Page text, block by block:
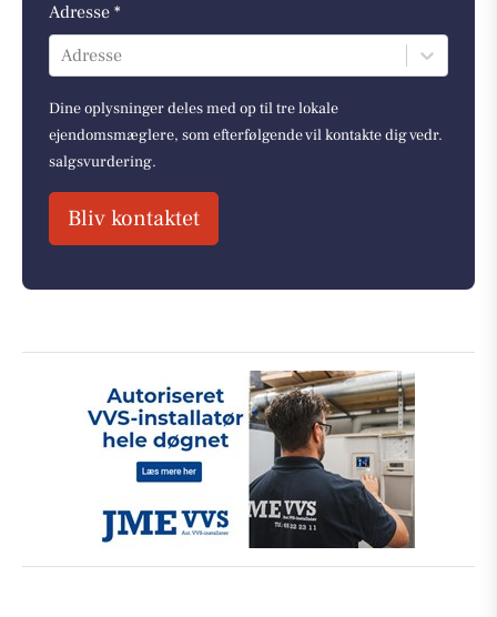
Adresse *
Adresse
Dine oplysninger deles med op til tre lokale
ejendomsmæglere, som efterfølgende vil kontakte dig vedr.
salgsvurdering.
Bliv kontaktet